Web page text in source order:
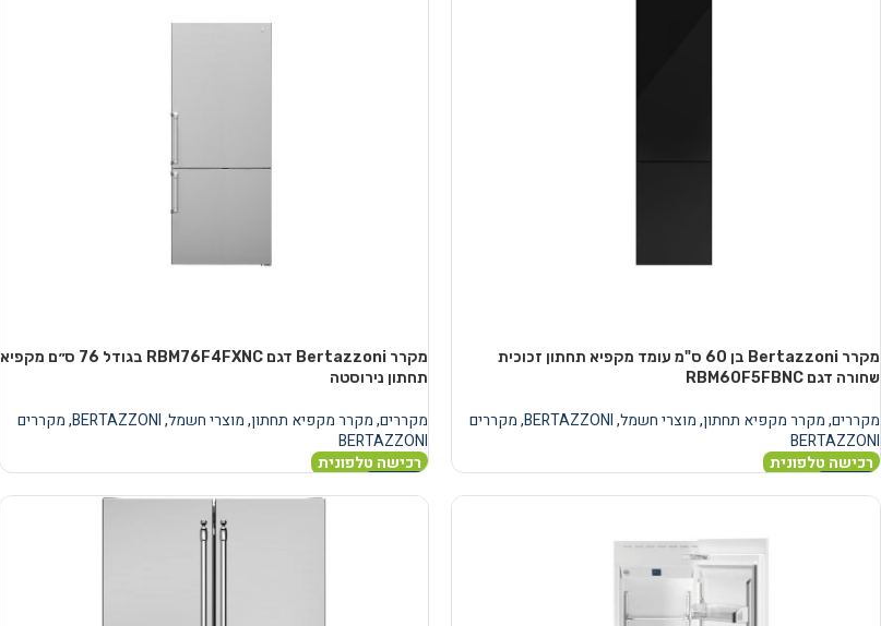
מקרר Bertazzoni בן 60 ס"מ עומד מקפיא תחתון זכוכית
שחורה דגם RBM60F5FBNC
מקררים,מקרר מקפיא תחתון,מוצרי חשמל,
BERTAZZONI
,מקררים
BERTAZZONI
רכישה טלפונית
מקרר Bertazzoni דגם RBM76F4FXNC בגודל 76 ס״ם מקפיא
תחתון נירוסטה
מקררים,מקרר מקפיא תחתון,מוצרי חשמל,
BERTAZZONI
,מקררים
BERTAZZONI
רכישה טלפונית